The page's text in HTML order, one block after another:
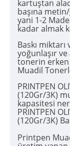
kartuştan
başına metin/
yani 1-2
kadar almak
Baskı miktarı
yoğunlaşır
tonerin
Muadil
PRINTPEN
(120Gr/3K)
kapasitesi
PRINTPEN
(120Gr/3K)
Printpen